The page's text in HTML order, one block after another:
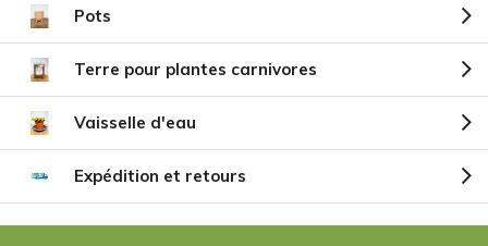
Pots
Terre pour plantes carnivores
Vaisselle d'eau
Expédition et retours